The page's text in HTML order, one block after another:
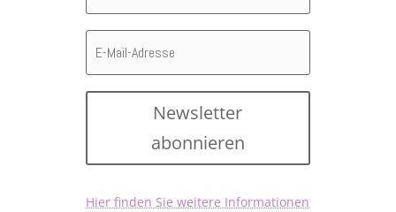
Newsletter
abonnieren
Hier finden Sie weitere Informationen